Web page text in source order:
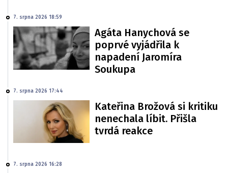
7. srpna 2026 18:59
Agáta Hanychová se
poprvé vyjádřila k
napadení Jaromíra
Soukupa
7. srpna 2026 17:44
Kateřina Brožová si kritiku
nenechala líbit. Přišla
tvrdá reakce
7. srpna 2026 16:28